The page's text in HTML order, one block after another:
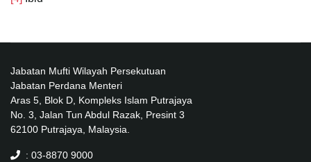
Jabatan Mufti Wilayah Persekutuan
Jabatan Perdana Menteri
Aras 5, Blok D, Kompleks Islam Putrajaya
No. 3, Jalan Tun Abdul Razak, Presint 3
62100 Putrajaya, Malaysia.
: 03-8870 9000